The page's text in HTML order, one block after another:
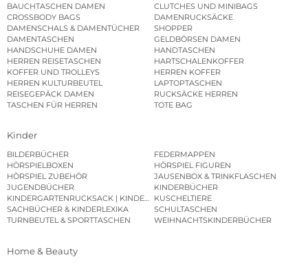
BAUCHTASCHEN DAMEN
CLUTCHES UND MINIBAGS
CROSSBODY BAGS
DAMENRUCKSÄCKE
DAMENSCHALS & DAMENTÜCHER
SHOPPER
DAMENTASCHEN
GELDBÖRSEN DAMEN
HANDSCHUHE DAMEN
HANDTASCHEN
HERREN REISETASCHEN
HARTSCHALENKOFFER
KOFFER UND TROLLEYS
HERREN KOFFER
HERREN KULTURBEUTEL
LAPTOPTASCHEN
REISEGEPÄCK DAMEN
RUCKSÄCKE HERREN
TASCHEN FÜR HERREN
TOTE BAG
Kinder
BILDERBÜCHER
FEDERMAPPEN
HÖRSPIELBOXEN
HÖRSPIEL FIGUREN
HÖRSPIEL ZUBEHÖR
JAUSENBOX & TRINKFLASCHEN
JUGENDBÜCHER
KINDERBÜCHER
KINDERGARTENRUCKSACK | KINDERGARTENBEUTEL
KUSCHELTIERE
SACHBÜCHER & KINDERLEXIKA
SCHULTASCHEN
TURNBEUTEL & SPORTTASCHEN
WEIHNACHTSKINDERBÜCHER
Home & Beauty